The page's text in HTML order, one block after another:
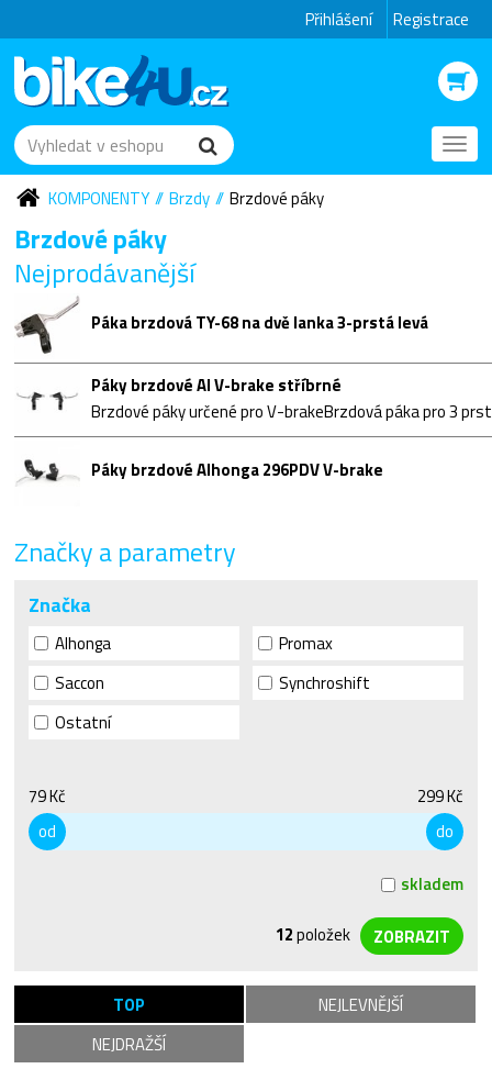
Přihlášení Registrace
KOMPONENTY
Brzdy Brzdové páky
Brzdové páky
Nejprodávanější
Páka brzdová TY-68 na dvě lanka 3-prstá levá
Páky brzdové Al V-brake stříbrné
Páky brzdové Alhonga 296PDV V-brake
Značky a parametry
Značka
Alhonga
Promax
Saccon
Synchroshift
Ostatní
79 Kč
299 Kč
od
do
skladem
12položek
TOP
NEJLEVNĚJŠÍ
NEJDRAŽŠÍ